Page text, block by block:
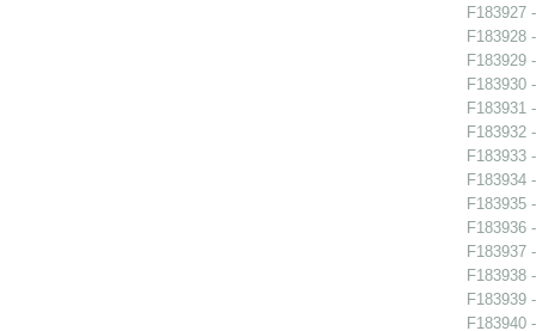
F183927
F183928
F183929
F183930
F183931
F183932
F183933
F183934
F183935
F183936
F183937
F183938
F183939
F183940